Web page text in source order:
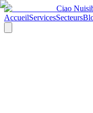
Ciao
AccueilServicesSecteurs